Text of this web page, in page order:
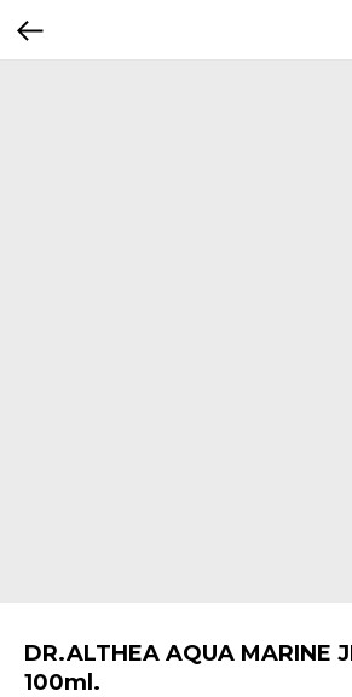
DR.ALTHEA AQUA MARINE
100ml.